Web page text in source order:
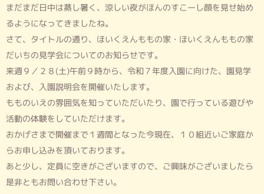
まだまだ日中は蒸し暑く、涼しい夜がほんのすこーし顔を見せ始め
るようになってきましたね。
さて、タイトルの通り、ほいくえんももの家・ほいくえんももの家
だいちの見学会についてのお知らせです。
来週９／２８(土)午前９時から、令和７年度入園に向けた、園見学
および、入園説明会を開催いたします。
もものいえの雰囲気を知っていただいたり、園で行っている遊びや
活動の体験をしていただけます。
おかげさまで開催まで１週間となった今現在、１０組近いご家庭か
らお申し込みを頂いております。
あと少し、定員に空きがございますので、ご興味がございましたら
是非ともお問い合わせ下さい。